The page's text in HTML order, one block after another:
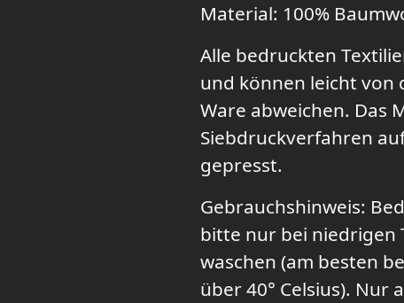
Material: 100%
Alle bedruckten
und können leicht von
Ware abweichen. Das
Siebdruckverfahren
gepresst.
Gebrauchshinweis:
bitte nur bei niedrigen
waschen (am besten
über 40° Celsius). Nur